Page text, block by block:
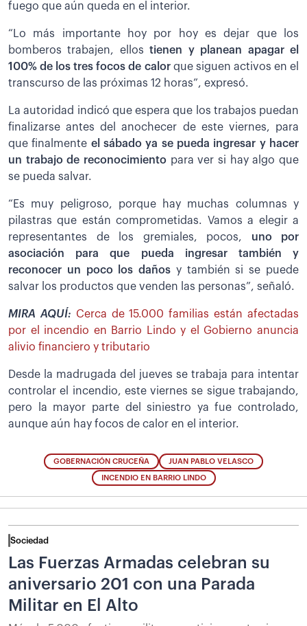
fuego que aún queda en el interior.
“Lo más importante hoy por hoy es dejar que los
bomberos trabajen, ellostienen y planean apagar el
100% de los tres focos de calorque siguen activos en el
transcurso de las próximas 12 horas”, expresó.
La autoridad indicó que espera que los trabajos puedan
finalizarse antes del anochecer de este viernes, para
que finalmente el sábado ya se pueda ingresar y hacer
un trabajo de reconocimiento para ver si hay algo que
se pueda salvar.
“Es muy peligroso, porque hay muchas columnas y
pilastras que están comprometidas. Vamos a elegir a
representantes de los gremiales, pocos, uno por
asociación para que pueda ingresar también y
reconocer un poco los daños y también si se puede
salvar los productos que venden las personas”, señaló.
MIRA AQUÍ: Cerca de 15.000 familias están afectadas
por el incendio en Barrio Lindo y el Gobierno anuncia
alivio financiero y tributario
Desde la madrugada del jueves se trabaja para intentar
controlar el incendio, este viernes se sigue trabajando,
pero la mayor parte del siniestro ya fue controlado,
aunque aún hay focos de calor en el interior.
GOBERNACIÓN CRUCEÑA JUAN PABLO VELASCO
INCENDIO EN BARRIO LINDO
Sociedad
Las Fuerzas Armadas celebran su
aniversario 201 con una Parada
Militar en El Alto